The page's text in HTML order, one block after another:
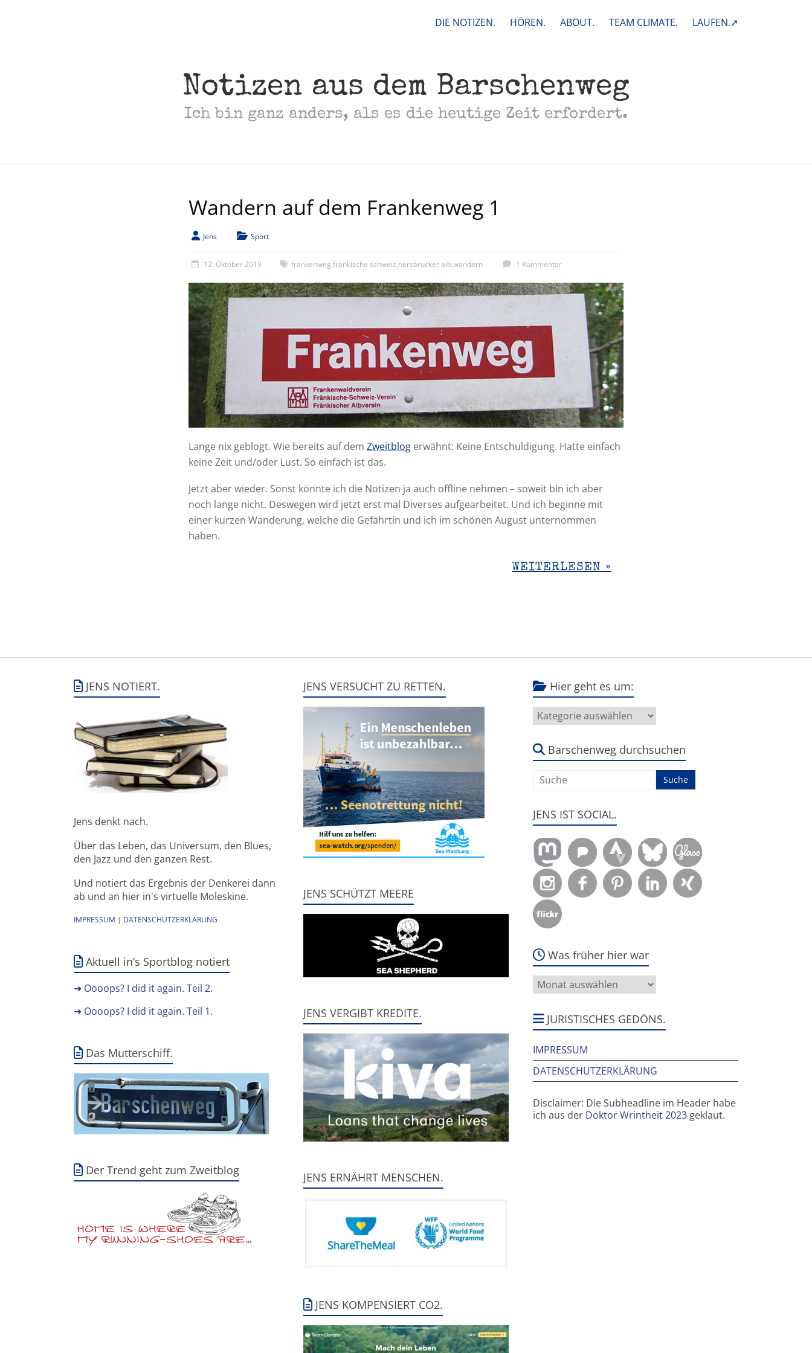
DIE NOTIZEN. HÖREN. ABOUT. TEAM CLIMATE. LAUFEN.➚
Notizen aus dem Barschenweg
Ich bin ganz anders, als es die heutige Zeit erfordert.
Wandern auf dem Frankenweg 1
Jens Sport
12. Oktober 2019 frankenweg,fränkische schweiz,hersbrucker alb,wandern 1 Kommentar
Lange nix geblogt. Wie bereits auf dem Zweitblog erwähnt: Keine Entschuldigung. Hatte einfach
keine Zeit und/oder Lust. So einfach ist das.
Jetzt aber wieder. Sonst könnte ich die Notizen ja auch offline nehmen – soweit bin ich aber
noch lange nicht. Deswegen wird jetzt erst mal Diverses aufgearbeitet. Und ich beginne mit
einer kurzen Wanderung, welche die Gefährtin und ich im schönen August unternommen
haben.
WEITERLESEN »
JENS NOTIERT.
Jens denkt nach.
Über das Leben, das Universum, den Blues,
den Jazz und den ganzen Rest.
Und notiert das Ergebnis der Denkerei dann
ab und an hier in's virtuelle Moleskine.
IMPRESSUM | DATENSCHUTZERKLÄRUNG
Aktuell in’s Sportblog notiert
➜ Oooops? I did it again. Teil 2.
➜ Oooops? I did it again. Teil 1.
Das Mutterschiff.
Der Trend geht zum Zweitblog
JENS VERSUCHT ZU RETTEN.
JENS SCHÜTZT MEERE
JENS VERGIBT KREDITE.
JENS ERNÄHRT MENSCHEN.
JENS KOMPENSIERT CO2.
Hier geht es um:
Hier
geht
um:Barschenweg durchsuchen
JENS IST SOCIAL.
Was früher hier war
Was
früher
warJURISTISCHES GEDÖNS.
IMPRESSUM
DATENSCHUTZERKLÄRUNG
Disclaimer: Die Subheadline im Header habe
ich aus der Doktor Wrintheit 2023 geklaut.